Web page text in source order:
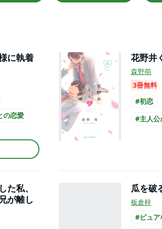
に執着
の恋愛
花野井
森野萌
3冊無料
#初恋
#主人公
私、
が離し
瓜を破
板倉梓
#ピュア